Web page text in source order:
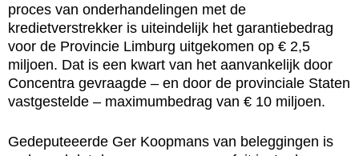
proces van onderhandelingen met de
kredietverstrekker is uiteindelijk het garantiebedrag
voor de Provincie Limburg uitgekomen op € 2,5
miljoen. Dat is een kwart van het aanvankelijk door
Concentra gevraagde – en door de provinciale Staten
vastgestelde – maximumbedrag van € 10 miljoen.
Gedeputeeerde Ger Koopmans van beleggingen is